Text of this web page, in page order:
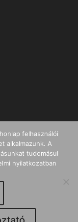
2019 -
felhasználói
alkalmazunk. A
tudomásul
nyilatkozatban